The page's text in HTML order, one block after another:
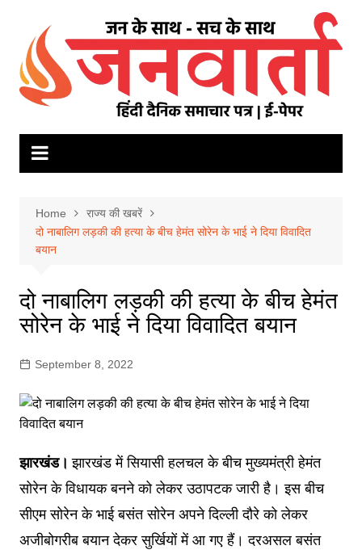
content
Home
राज्य की खबरें
दो नाबालिग लड़की की हत्या के बीच हेमंत सोरेन के भाई ने दिया विवादित
बयान
दो नाबालिग लड़की की हत्या के बीच हेमंत
सोरेन के भाई ने दिया विवादित बयान
September 8, 2022
झारखंड।झारखंड में सियासी हलचल के बीच मुख्यमंत्री हेमंत
सोरेन के विधायक बनने को लेकर उठापटक जारी है। इस बीच
सीएम सोरेन के भाई बसंत सोरेन अपने दिल्ली दौरे को लेकर
अजीबोगरीब बयान देकर सुर्खियों में आ गए हैं। दरअसल बसंत